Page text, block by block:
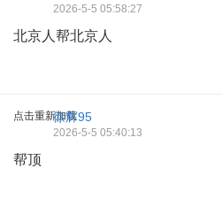
2026-5-5 05:58:27
北京人帮北京人
点击重新加载
徐辉95
2026-5-5 05:40:13
帮顶